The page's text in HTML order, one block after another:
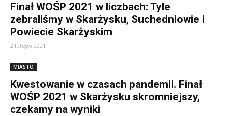
Finał WOŚP 2021 w liczbach: Tyle
zebraliśmy w Skarżysku, Suchedniowie i
Powiecie Skarżyskim
2 lutego 2021
MIASTO
Kwestowanie w czasach pandemii. Finał
WOŚP 2021 w Skarżysku skromniejszy,
czekamy na wyniki